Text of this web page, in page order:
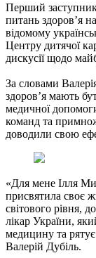
Перший
питань здоров’я
відомому
Центру дитячої
дискусії щодо
За словами
здоров’я мають
медичної
команд та
доводили свою
«Для мене Ілля
присвятила своє
світового рівня,
лікар України,
медицину та
Валерій Дубіль.